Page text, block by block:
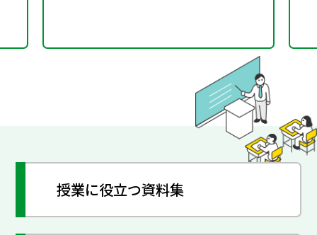
授業に役立つ資料集